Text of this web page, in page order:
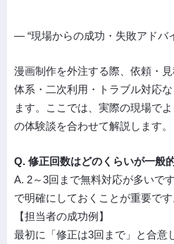
― “現場からの成功・失敗アドバ
漫画制作を外注する際、依頼・
体系・二次利用・トラブル対応
ます。ここでは、実際の現場で
の体験談を合わせて解説します。
Q. 修正回数はどのくらいが一般
A. 2～3回まで無料対応が多いで
で明確にしておくことが重要です
【担当者の成功例】
最初に「修正は3回まで」と合意